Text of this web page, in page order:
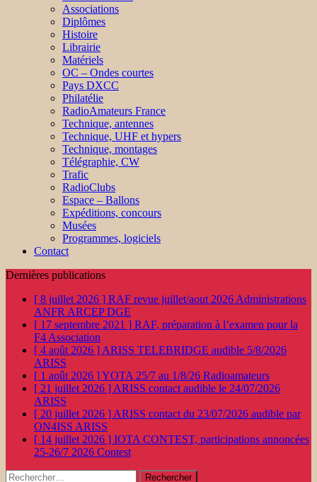
Associations
Diplômes
Histoire
Librairie
Matériels
OC – Ondes courtes
Pays DXCC
Philatélie
RadioAmateurs France
Technique, antennes
Technique, UHF et hypers
Technique, montages
Télégraphie, CW
Trafic
RadioClubs
Espace – Ballons
Expéditions, concours
Musées
Programmes, logiciels
Contact
Dernières publications
[ 8 juillet 2026 ] RAF revue juillet/aout 2026 Administrations
ANFR ARCEP DGE
[ 17 septembre 2021 ] RAF, préparation à l’examen pour la
F4 Association
[ 4 août 2026 ] ARISS TELEBRIDGE audible 5/8/2026
ARISS
[ 1 août 2026 ]YOTA 25/7 au 1/8/26 Radioamateurs
[ 21 juillet 2026 ] ARISS contact audible le 24/07/2026
ARISS
[ 20 juillet 2026 ] ARISS contact du 23/07/2026 audible par
ON4ISS ARISS
[ 14 juillet 2026 ] IOTA CONTEST, participations annoncées
25-26/7 2026 Contest
Rechercher :